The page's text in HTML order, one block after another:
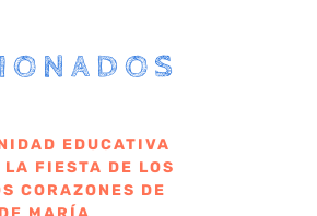
EDUCATIVA
LA FIESTA DE LOS
CORAZONES DE